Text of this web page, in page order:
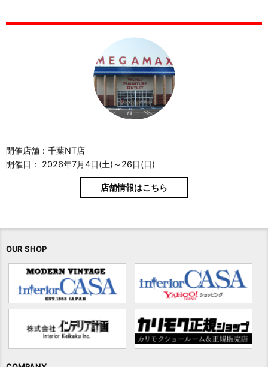
開催店舗：千葉NT店
開催日： 2026年7月4日(土)～26日(日)
店舗情報はこちら
OUR SHOP